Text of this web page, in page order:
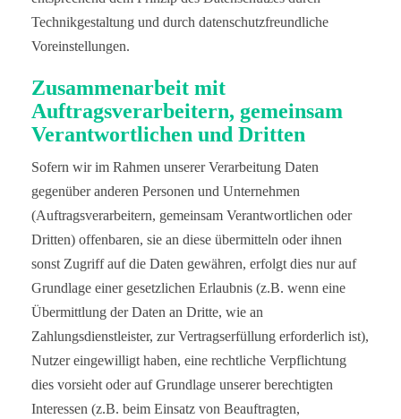
Technikgestaltung und durch datenschutzfreundliche
Voreinstellungen.
Zusammenarbeit mit
Auftragsverarbeitern, gemeinsam
Verantwortlichen und Dritten
Sofern wir im Rahmen unserer Verarbeitung Daten
gegenüber anderen Personen und Unternehmen
(Auftragsverarbeitern, gemeinsam Verantwortlichen oder
Dritten) offenbaren, sie an diese übermitteln oder ihnen
sonst Zugriff auf die Daten gewähren, erfolgt dies nur auf
Grundlage einer gesetzlichen Erlaubnis (z.B. wenn eine
Übermittlung der Daten an Dritte, wie an
Zahlungsdienstleister, zur Vertragserfüllung erforderlich ist),
Nutzer eingewilligt haben, eine rechtliche Verpflichtung
dies vorsieht oder auf Grundlage unserer berechtigten
Interessen (z.B. beim Einsatz von Beauftragten,